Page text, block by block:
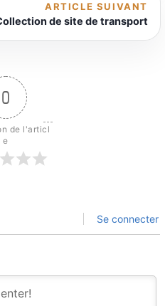
ARTICLE SUIVANT
de site de transport
0
de l'articl
e
Se connecter